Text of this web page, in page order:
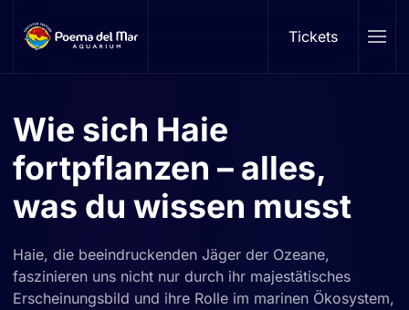
Skip to main content Tickets
Wie sich Haie
fortpflanzen – alles,
was du wissen musst
Haie, die beeindruckenden Jäger der Ozeane,
faszinieren uns nicht nur durch ihr majestätisches
Erscheinungsbild und ihre Rolle im marinen Ökosystem,